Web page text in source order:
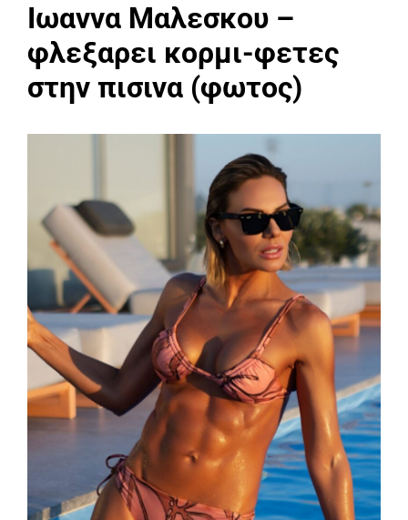
Ιωαννα Μαλεσκου –
φλεξαρει κορμι-φετες
στην πισινα (φωτος)